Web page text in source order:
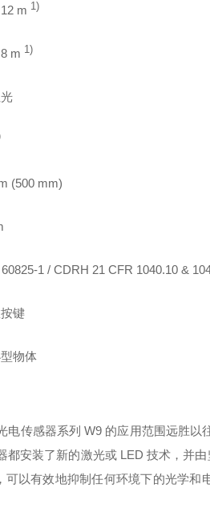
m 1)
m 1)
(500 mm)
1 / CDRH 21 CFR 1040.10 &
键
物体
电传感器系列 W9 的应用范围远胜以
安装了新的激光或 LED 技术，并由
以有效地抑制任何环境下的光学和